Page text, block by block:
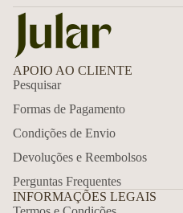
APOIO AO CLIENTE
Pesquisar
Formas de Pagamento
Condições de Envio
Devoluções e Reembolsos
Perguntas Frequentes
INFORMAÇÕES LEGAIS